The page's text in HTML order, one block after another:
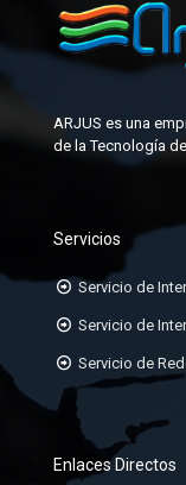
FACEPLATE
JACK-RJ45
PATCHCORD
PATCHPANEL
RACK DE 19
KIT DE
ARJUS es una
de la Tecnología
Servicios
Servicio de
Servicio de
Servicio de
Enlaces Directos